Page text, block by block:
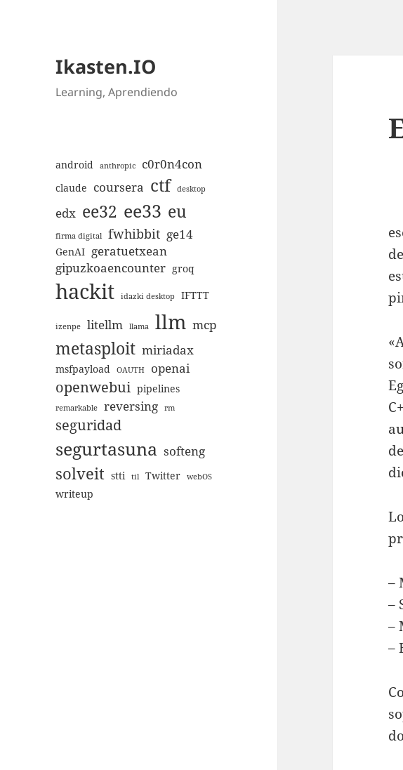
Ikasten.IO
Learning, Aprendiendo
android anthropic c0r0n4con
claude coursera ctf desktop
edx ee32 ee33 eu
firma digital fwhibbit ge14
GenAI geratuetxean
gipuzkoaencounter groq
hackit idazki desktop IFTTT
izenpe litellm llama llm mcp
metasploit miriadax
msfpayload OAUTH openai
openwebui pipelines
remarkable reversing rm
seguridad
segurtasuna softeng
solveit stti til Twitter webOS
writeup
–
–
–
–